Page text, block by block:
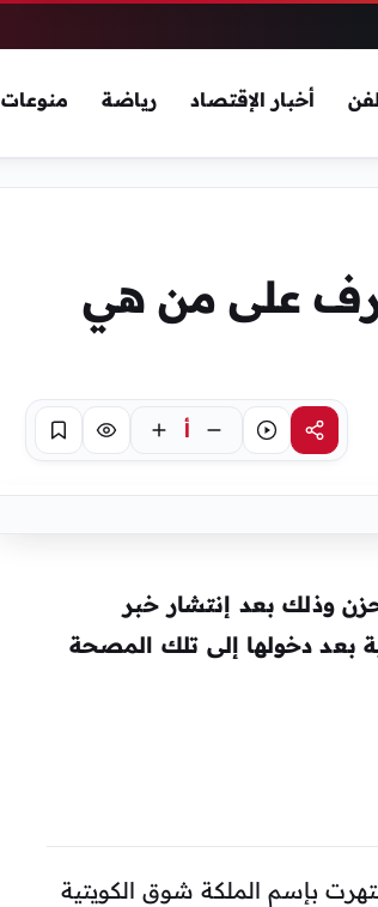
أخبار الإقتصاد رياضة منوعات
على من هي
مشاركةاستماع أ تركيز حفظ
وذلك بعد إنتشار خبر
بعد دخولها إلى تلك المصحة
بإسم الملكة شوق الكويتية